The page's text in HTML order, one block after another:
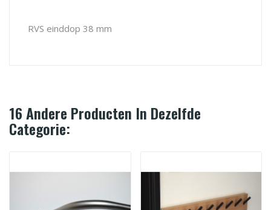
RVS einddop 38 mm
16 Andere Producten In Dezelfde
Categorie: